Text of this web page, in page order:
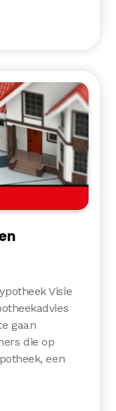
Visie
gaan
die op
een